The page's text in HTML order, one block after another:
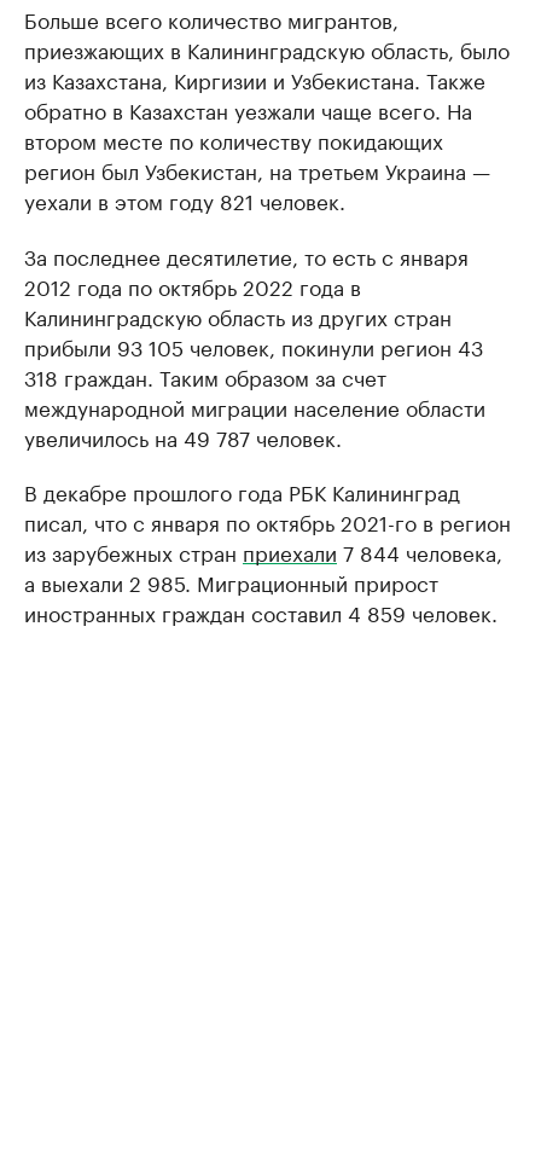
Больше всего количество мигрантов,
приезжающих в Калининградскую область, было
из Казахстана, Киргизии и Узбекистана. Также
обратно в Казахстан уезжали чаще всего. На
втором месте по количеству покидающих
регион был Узбекистан, на третьем Украина —
уехали в этом году 821 человек.
За последнее десятилетие, то есть с января
2012 года по октябрь 2022 года в
Калининградскую область из других стран
прибыли 93 105 человек, покинули регион 43
318 граждан. Таким образом за счет
международной миграции население области
увеличилось на 49 787 человек.
В декабре прошлого года РБК Калининград
писал, что с января по октябрь 2021-го в регион
из зарубежных стран приехали 7 844 человека,
а выехали 2 985. Миграционный прирост
иностранных граждан составил 4 859 человек.